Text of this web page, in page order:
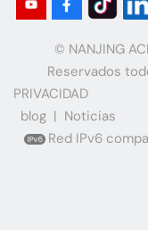
© NANJING
Reservados
PRIVACIDAD
blog | Noticias
Red IPv6